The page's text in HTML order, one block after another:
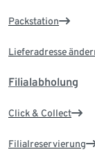
Packstation
Lieferadresse
Filialabholung
Click & Collect
Filialreservierung